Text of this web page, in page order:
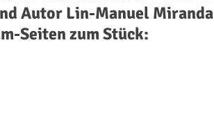
Autor Lin-Manuel Miranda
Seiten zum Stück: